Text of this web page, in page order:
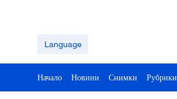
Language
Начало Новини Снимки Рубрики